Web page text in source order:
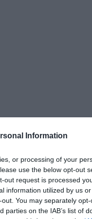
Information
or processing of your
use the below opt-out
out request is processed
information utilized by us
You may separately
on the IAB’s list of
Trasporti
dei traportatori, da Fai
Confcooperative e
“la fine degli sconti
potrebbero determinare
Il che si traduce,